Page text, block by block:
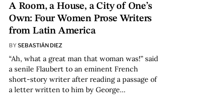
A Room, a House, a City of One’s
Own: Four Women Prose Writers
from Latin America
BY SEBASTIÁN DIEZ
“Ah, what a great man that woman was!” said
a senile Flaubert to an eminent French
short-story writer after reading a passage of
a letter written to him by George…